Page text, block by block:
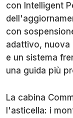
con Intelligent
con
adattivo, nuova
e un sistema
una guida più
La cabina
l'asticella: i